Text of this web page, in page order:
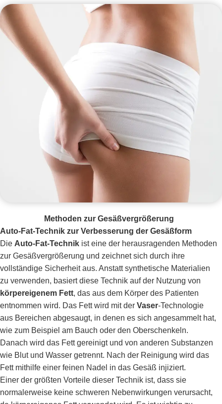
Methoden zur Gesäßvergrößerung
Auto-Fat-Technik zur Verbesserung der Gesäßform
Die Auto-Fat-Technik ist eine der herausragenden Methoden
zur Gesäßvergrößerung und zeichnet sich durch ihre
vollständige Sicherheit aus. Anstatt synthetische Materialien
zu verwenden, basiert diese Technik auf der Nutzung von
körpereigenem Fett, das aus dem Körper des Patienten
entnommen wird. Das Fett wird mit der Vaser-Technologie
aus Bereichen abgesaugt, in denen es sich angesammelt hat,
wie zum Beispiel am Bauch oder den Oberschenkeln.
Danach wird das Fett gereinigt und von anderen Substanzen
wie Blut und Wasser getrennt. Nach der Reinigung wird das
Fett mithilfe einer feinen Nadel in das Gesäß injiziert.
Einer der größten Vorteile dieser Technik ist, dass sie
normalerweise keine schweren Nebenwirkungen verursacht,